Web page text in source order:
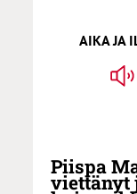
AIKA JA
Piispa
viettänyt